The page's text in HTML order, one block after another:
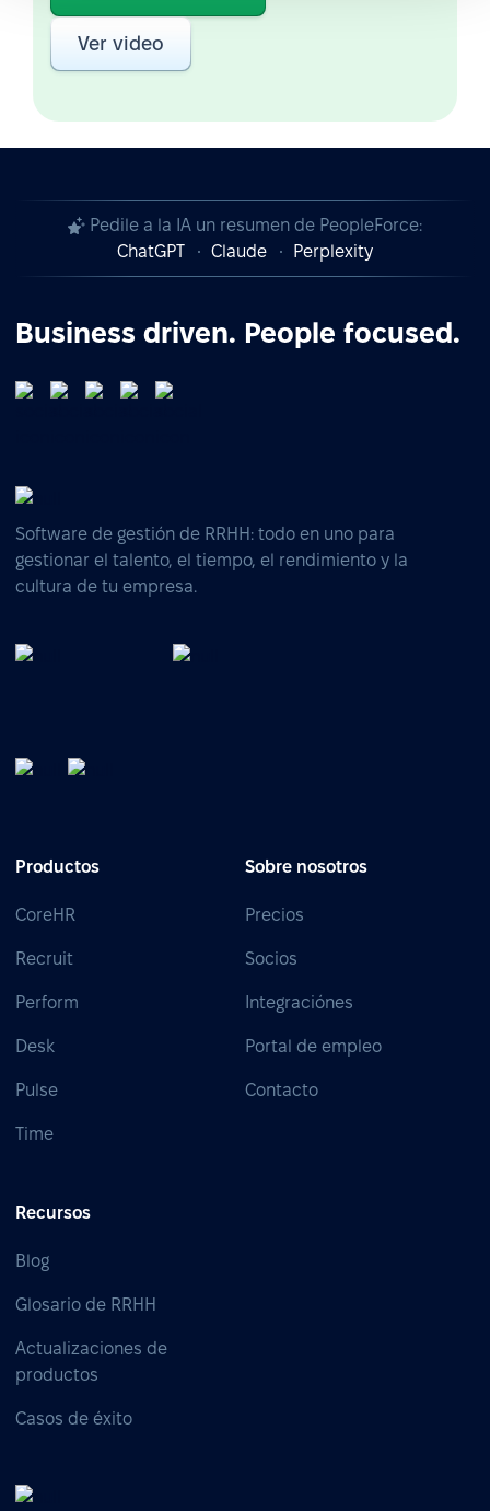
Ver video
Pedile a la IA un resumen de PeopleForce:
ChatGPT
Claude Perplexity
Business driven. People focused.
Software de gestión de RRHH: todo en uno para
gestionar el talento, el tiempo, el rendimiento y la
cultura de tu empresa.
Productos
CoreHR
Recruit
Perform
Desk
Pulse
Time
Sobre nosotros
Precios
Socios
Integraciónes
Portal de empleo
Contacto
Recursos
Blog
Glosario de RRHH
Actualizaciones de
productos
Casos de éxito